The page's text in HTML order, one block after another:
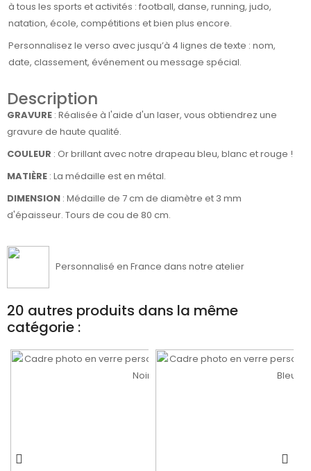
à tous les sports et activités : football, danse, running, judo,
natation, école, compétitions et bien plus encore.
Personnalisez le verso avec jusqu’à 4 lignes de texte : nom,
date, classement, événement ou message spécial.
Description
GRAVURE : Réalisée à l'aide d'un laser, vous obtiendrez une
gravure de haute qualité.
COULEUR : Or brillant avec notre drapeau bleu, blanc et rouge !
MATIÈRE : La médaille est en métal.
DIMENSION : Médaille de 7 cm de diamètre et 3 mm
d'épaisseur. Tours de cou de 80 cm.
Personnalisé en France dans notre atelier
20 autres produits dans la même
catégorie :